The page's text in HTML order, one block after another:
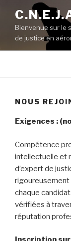
contenu
principal
Bienvenue sur le
de justice en
NOUS
Exigences :
Compétence
intellectuelle et
d’expert de
rigoureusement
chaque
vérifiées à
réputation